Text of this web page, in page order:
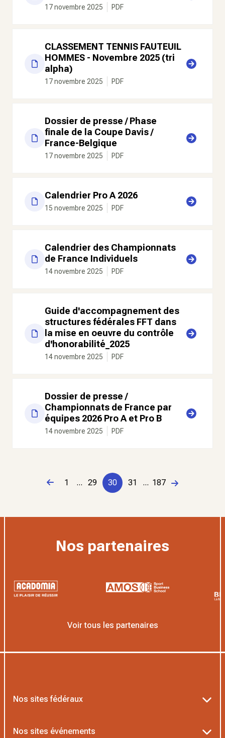
17 novembre 2025 PDF
CLASSEMENT TENNIS FAUTEUIL
HOMMES - Novembre 2025 (tri
alpha)
17 novembre 2025 PDF
Dossier de presse / Phase
finale de la Coupe Davis /
France-Belgique
17 novembre 2025 PDF
Calendrier Pro A 2026
15 novembre 2025 PDF
Calendrier des Championnats
de France Individuels
14 novembre 2025 PDF
Guide d'accompagnement des
structures fédérales FFT dans
la mise en oeuvre du contrôle
d'honorabilité_2025
14 novembre 2025 PDF
Dossier de presse /
Championnats de France par
équipes 2026 Pro A et Pro B
14 novembre 2025 PDF
Page précédente
1 ... 29 30 31 ... 187
Page suivante
Nos partenaires
Voir tous les partenaires
Nos sites fédéraux
Nos sites événements